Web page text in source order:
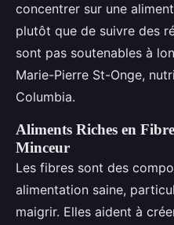
concentrer sur une
plutôt que de suivre des
sont pas soutenables à
Marie-Pierre St-Onge,
Columbia.
Aliments Riches en
Minceur
Les fibres sont des
alimentation saine,
maigrir. Elles aident à